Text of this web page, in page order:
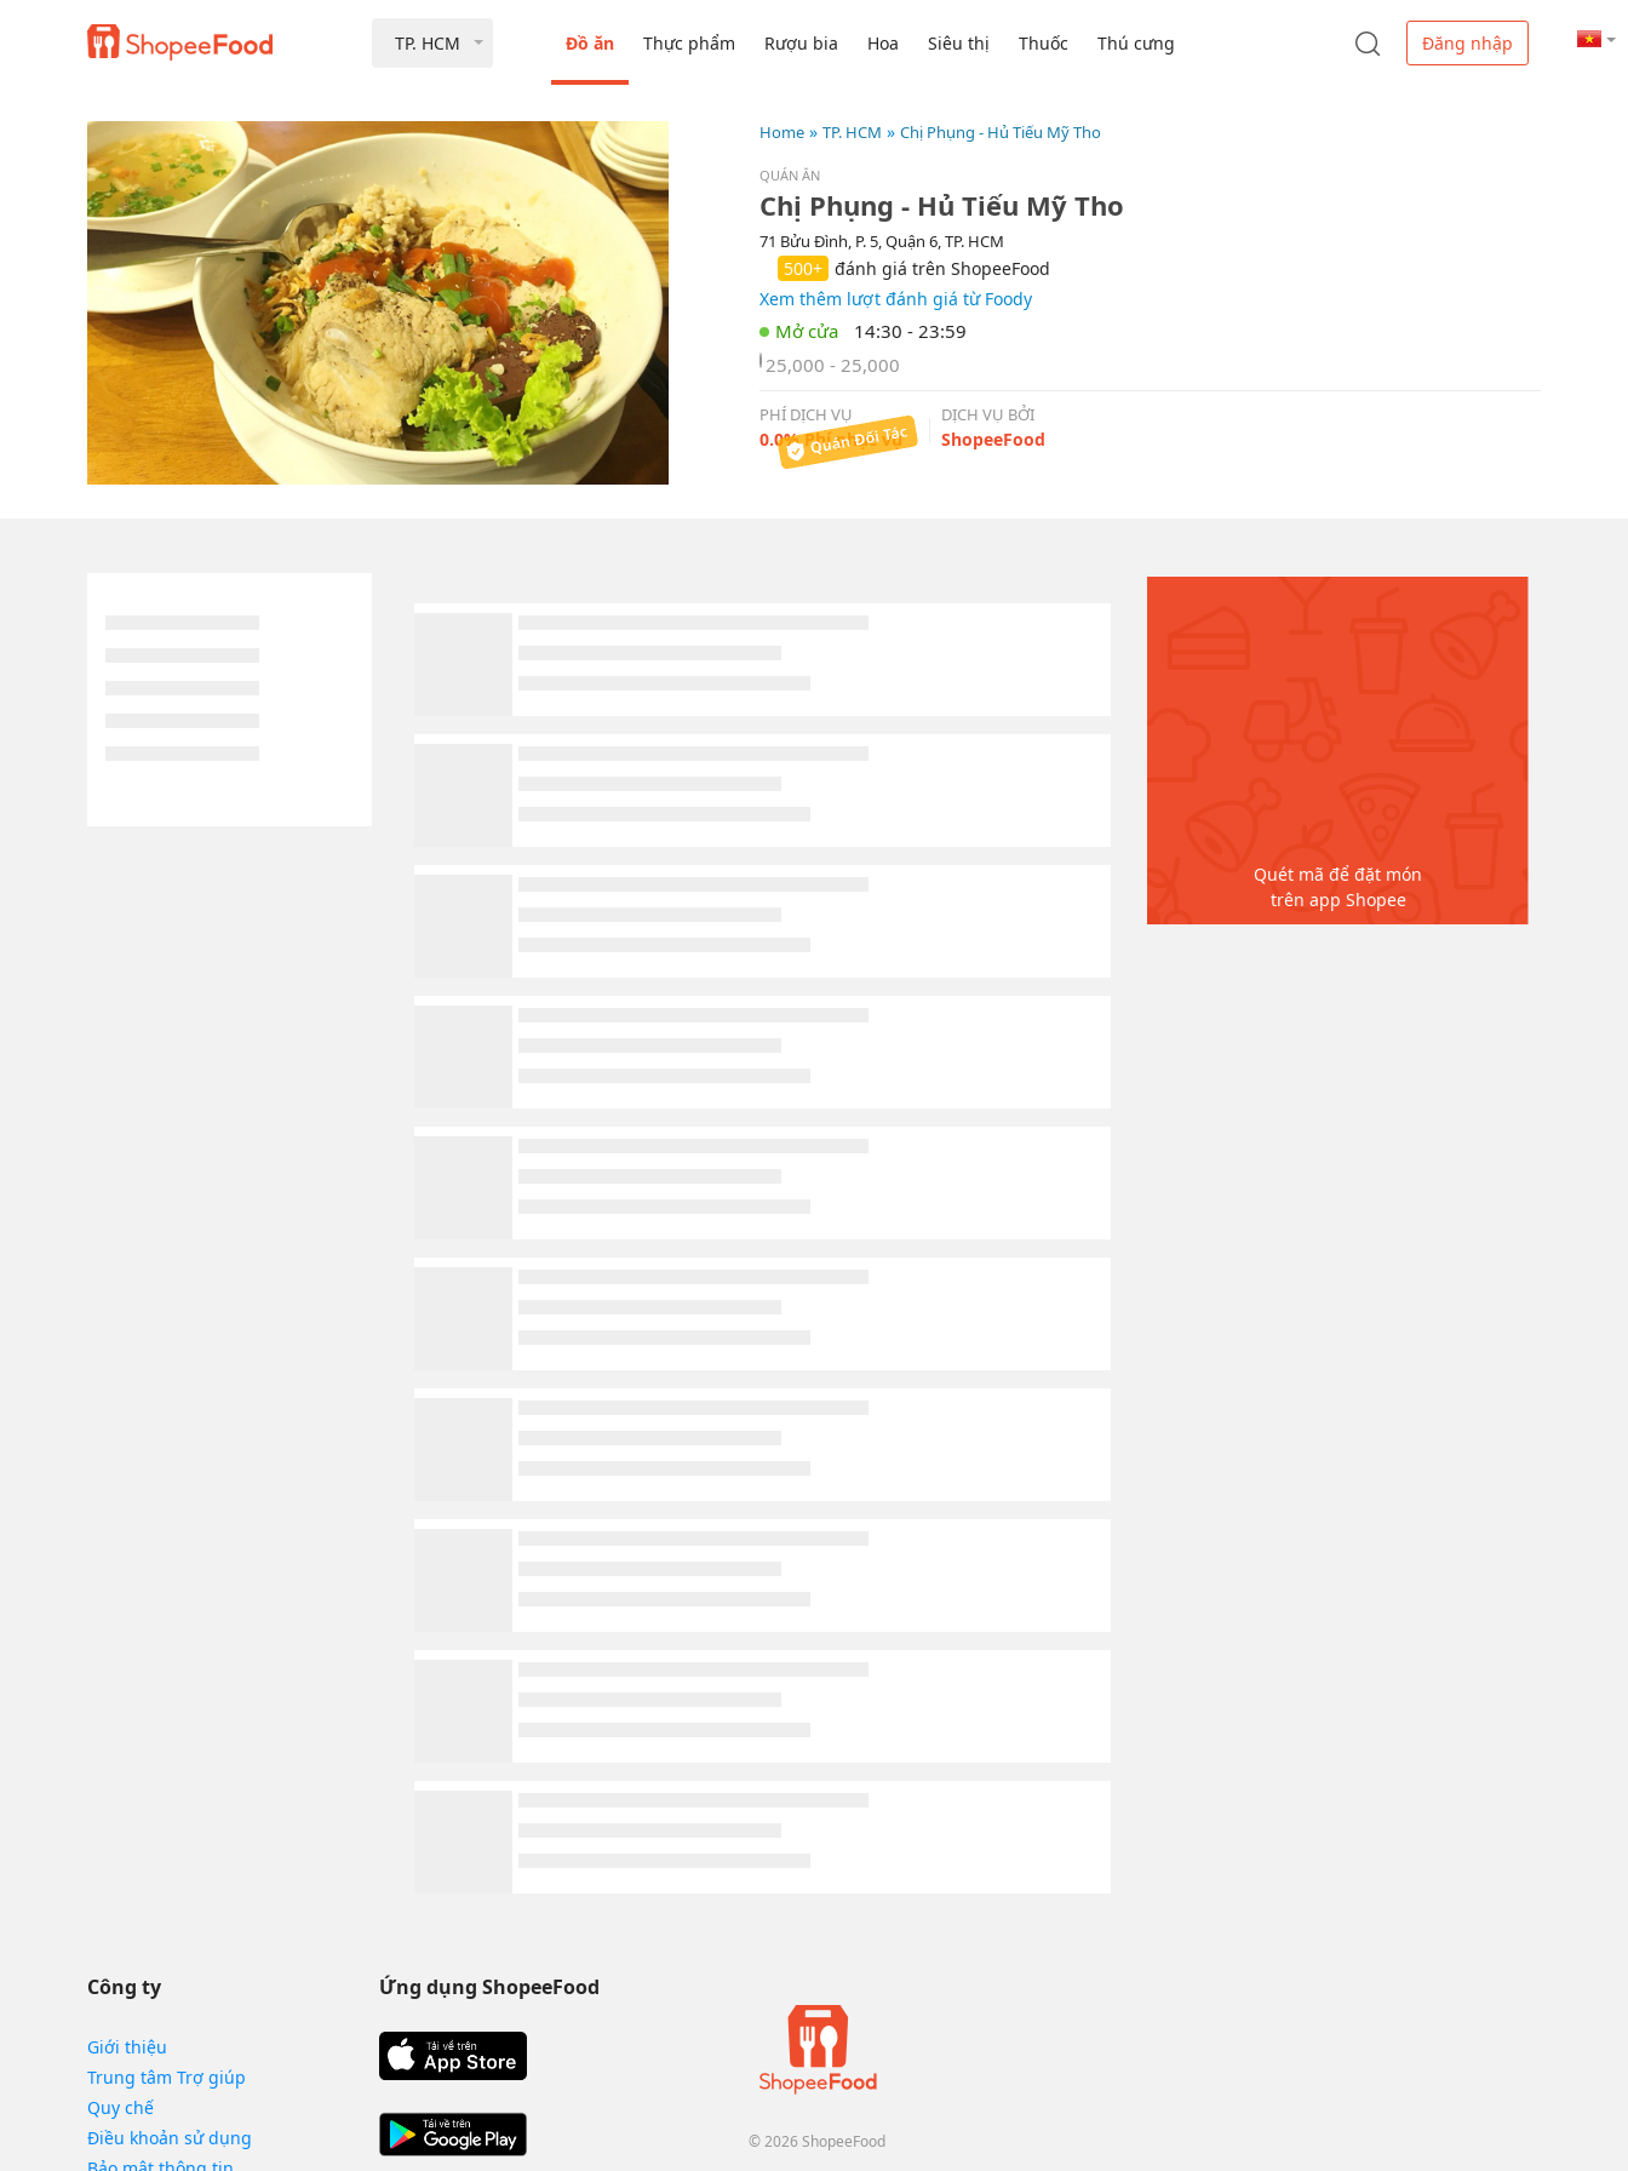
TP. HCM Đồ ăn Thực phẩm Rượu bia Hoa Siêu thị Thuốc Thú cưng Đăng nhập
Home TP. HCM Chị Phụng - Hủ Tiếu Mỹ Tho
QUÁN ĂN
Chị Phụng - Hủ Tiếu Mỹ Tho
71 Bửu Đình, P. 5, Quận 6, TP. HCM
500+ đánh giá trên ShopeeFood
Xem thêm lượt đánh giá từ Foody
14:30 - 23:59
25,000 - 25,000
PHÍ DỊCH VỤ
0.0% Phí phục vụ
DỊCH VỤ BỞI
ShopeeFood
Quét mã để đặt món
trên app Shopee
Công ty
Giới thiệu
Trung tâm Trợ giúp
Quy chế
Điều khoản sử dụng
Ứng dụng ShopeeFood
© 2026 ShopeeFood